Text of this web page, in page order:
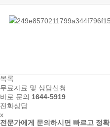
목록
무료자료 및 상담신청
바로 문의 1644-5919
전화상담
x
전문가에게 문의하시면 빠르고 정